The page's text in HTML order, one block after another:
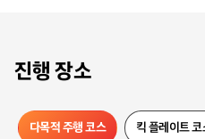
장소
진행 장소
다목적 주행 코스 킥 플레이트 코